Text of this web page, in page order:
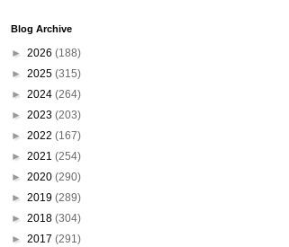
Blog Archive
► 2026 (188)
► 2025 (315)
► 2024 (264)
► 2023 (203)
► 2022 (167)
► 2021 (254)
► 2020 (290)
► 2019 (289)
► 2018 (304)
► 2017 (291)